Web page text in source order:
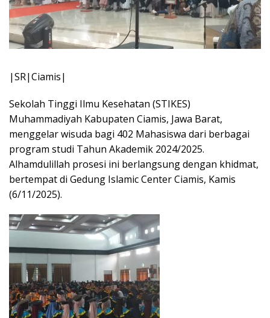
|SR|Ciamis|
Sekolah Tinggi Ilmu Kesehatan (STIKES)
Muhammadiyah Kabupaten Ciamis, Jawa Barat,
menggelar wisuda bagi 402 Mahasiswa dari berbagai
program studi Tahun Akademik 2024/2025.
Alhamdulillah prosesi ini berlangsung dengan khidmat,
bertempat di Gedung Islamic Center Ciamis, Kamis
(6/11/2025).